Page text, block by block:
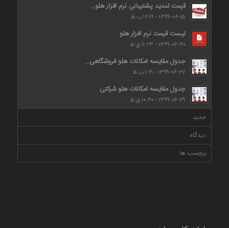
قیمت تمدید پشتیبانی نرم افزار هلو...
۱۳۹۹-۰۸-۱۵ - ۱۲:۱۹ ب.ظ
لیست قیمت نرم افزار هلو
۱۳۹۹-۰۶-۳۰ - ۱۱:۲۳ ق.ظ
جدول مقایسه امکانات هلو فروشگاهی...
۱۳۹۹-۰۶-۲۷ - ۱:۲۱ ب.ظ
جدول مقایسه امکانات هلو شرکتی
۱۳۹۹-۰۶-۲۹ - ۱۰:۳۰ ق.ظ
جدید
دیدگاه
برچسب ها